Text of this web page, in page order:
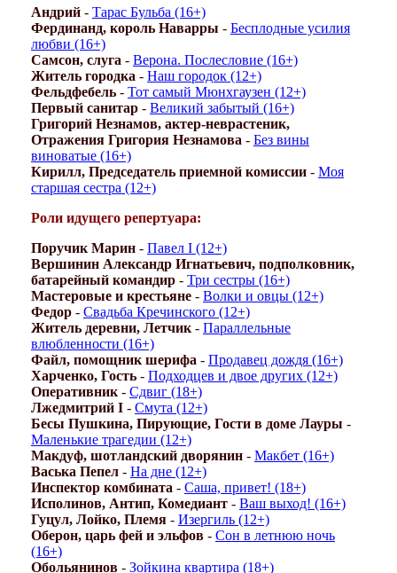
Андрий - Тарас Бульба (16+)
Фердинанд, король Наварры - Бесплодные усилия
любви (16+)
Самсон, слуга - Верона. Послесловие (16+)
Житель городка - Наш городок (12+)
Фельдфебель - Тот самый Мюнхгаузен (12+)
Первый санитар - Великий забытый (16+)
Григорий Незнамов, актер-неврастеник,
Отражения Григория Незнамова - Без вины
виноватые (16+)
Кирилл, Председатель приемной комиссии - Моя
старшая сестра (12+)
Роли идущего репертуара:
Поручик Марин - Павел I (12+)
Вершинин Александр Игнатьевич, подполковник,
батарейный командир - Три сестры (16+)
Мастеровые и крестьяне - Волки и овцы (12+)
Федор - Свадьба Кречинского (12+)
Житель деревни, Летчик - Параллельные
влюбленности (16+)
Файл, помощник шерифа - Продавец дождя (16+)
Харченко, Гость - Подходцев и двое других (12+)
Оперативник - Сдвиг (18+)
Лжедмитрий I - Смута (12+)
Бесы Пушкина, Пирующие, Гости в доме Лауры -
Маленькие трагедии (12+)
Макдуф, шотландский дворянин - Макбет (16+)
Васька Пепел - На дне (12+)
Инспектор комбината - Саша, привет! (18+)
Исполинов, Антип, Комедиант - Ваш выход! (16+)
Гуцул, Лойко, Племя - Изергиль (12+)
Оберон, царь фей и эльфов - Сон в летнюю ночь
(16+)
Обольянинов - Зойкина квартира (18+)